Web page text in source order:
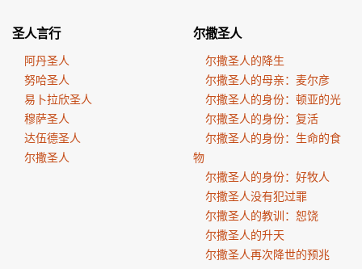
圣人言行
阿丹圣人
努哈圣人
易卜拉欣圣人
穆萨圣人
达伍德圣人
尔撒圣人
尔撒圣人
尔撒圣人的降生
尔撒圣人的母亲：麦尔彦
尔撒圣人的身份：顿亚的光
尔撒圣人的身份：复活
尔撒圣人的身份：生命的食
物
尔撒圣人的身份：好牧人
尔撒圣人没有犯过罪
尔撒圣人的教训：恕饶
尔撒圣人的升天
尔撒圣人再次降世的预兆